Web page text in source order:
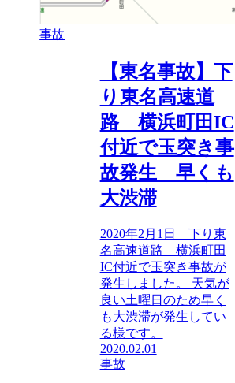
事故
【東名事故】下
り東名高速道
路 横浜町田IC
付近で玉突き事
故発生 早くも
大渋滞
2020年2月1日 下り東
名高速道路 横浜町田
IC付近で玉突き事故が
発生しました。 天気が
良い土曜日のため早く
も大渋滞が発生してい
る様です。
2020.02.01
事故